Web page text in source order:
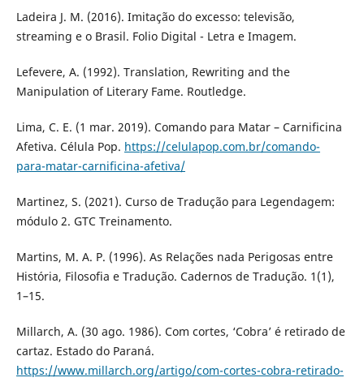
Ladeira J. M. (2016). Imitação do excesso: televisão,
streaming e o Brasil. Folio Digital - Letra e Imagem.
Lefevere, A. (1992). Translation, Rewriting and the
Manipulation of Literary Fame. Routledge.
Lima, C. E. (1 mar. 2019). Comando para Matar – Carnificina
Afetiva. Célula Pop. https://celulapop.com.br/comando-
para-matar-carnificina-afetiva/
Martinez, S. (2021). Curso de Tradução para Legendagem:
módulo 2. GTC Treinamento.
Martins, M. A. P. (1996). As Relações nada Perigosas entre
História, Filosofia e Tradução. Cadernos de Tradução. 1(1),
1–15.
Millarch, A. (30 ago. 1986). Com cortes, ‘Cobra’ é retirado de
cartaz. Estado do Paraná.
https://www.millarch.org/artigo/com-cortes-cobra-retirado-